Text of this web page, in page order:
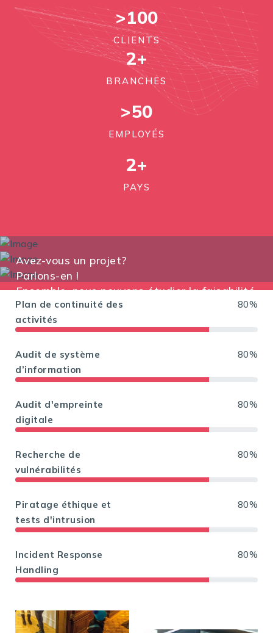
>100
CLIENTS
2+
BRANCHES
>50
EMPLOYÉS
2+
PAYS
Avez-vous un projet?
Parlons-en !
Ensemble, nous pouvons étudier la faisabilité
Plan de continuité des
activités
80%
Audit de système
d’information
80%
Audit d'empreinte
digitale
80%
Recherche de
vulnérabilités
80%
Piratage éthique et
tests d'intrusion
80%
Incident Response
Handling
80%